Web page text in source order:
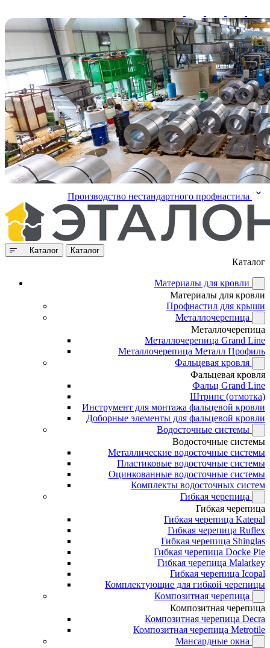
Производство нестандартного профнастила
Каталог Каталог
Каталог
Материалы для кровли
Материалы для кровли
Профнастил для крыши
Металлочерепица
Металлочерепица
Металлочерепица Grand Line
Металлочерепица Металл Профиль
Фальцевая кровля
Фальцевая кровля
Фальц Grand Line
Штрипс (отмотка)
Инструмент для монтажа фальцевой кровли
Доборные элементы для фальцевой кровли
Водосточные системы
Водосточные системы
Металлические водосточные системы
Пластиковые водосточные системы
Оцинкованные водосточные системы
Комплекты водосточных систем
Гибкая черепица
Гибкая черепица
Гибкая черепица Katepal
Гибкая черепица Ruflex
Гибкая черепица Shinglas
Гибкая черепица Docke Pie
Гибкая черепица Malarkey
Гибкая черепица Icopal
Комплектующие для гибкой черепицы
Композитная черепица
Композитная черепица
Композитная черепица Decra
Композитная черепица Metrotile
Мансардные окна